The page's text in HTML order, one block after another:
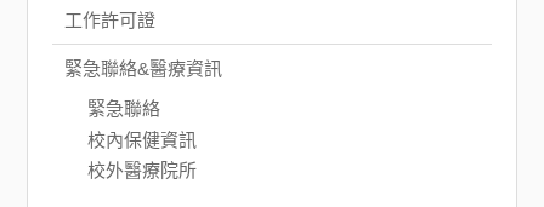
工作許可證
緊急聯絡&醫療資訊
緊急聯絡
校內保健資訊
校外醫療院所